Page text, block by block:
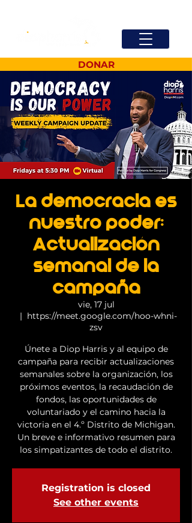
DONAR
La democracia es
nuestro poder:
Actualización
semanal de la
campaña
vie, 17 jul
  |
https://meet.google.com/hoo-whni-
zsv
Únete a Diop Harris y al equipo de
campaña para recibir actualizaciones
semanales sobre la organización, los
próximos eventos, la recaudación de
fondos, las oportunidades de
voluntariado y el camino hacia la
victoria en el 4.º Distrito de Michigan.
Un breve e informativo resumen para
los simpatizantes de todo el distrito.
Registration is closed
See other events